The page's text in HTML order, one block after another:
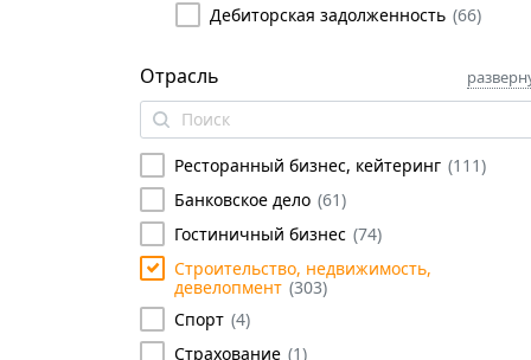
Дебиторская задолженность (66)
ДипИФР
Налогообложение (219)
Сметное дело (38)
Сметное дело и
работы (21)
Гранд смета
Отрасль
Ресторанный бизнес, кейтеринг (111)
Банковское дело (61)
Гостиничный бизнес (74)
Строительство, недвижимость,
девелопмент (303)
Спорт (4)
Страхование (1)